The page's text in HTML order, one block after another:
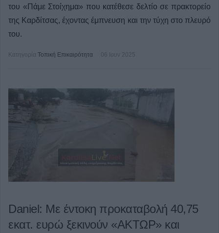
του «Πάμε Στοίχημα» που κατέθεσε δελτίο σε πρακτορείο
της Καρδίτσας, έχοντας έμπνευση και την τύχη στο πλευρό
του.
Κατηγορία Τοπική Επικαιρότητα 06 Ιουν 2025
Daniel: Με έντοκη προκαταβολή 40,75
εκατ. ευρώ ξεκινoύν «ΑΚΤΩΡ» και